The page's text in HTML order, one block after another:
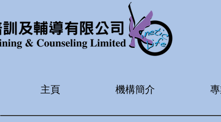
主頁 機構簡介